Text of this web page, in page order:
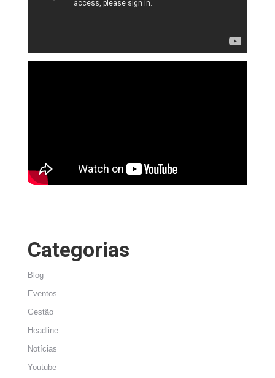
Categorias
Blog
Eventos
Gestão
Headline
Notícias
Youtube